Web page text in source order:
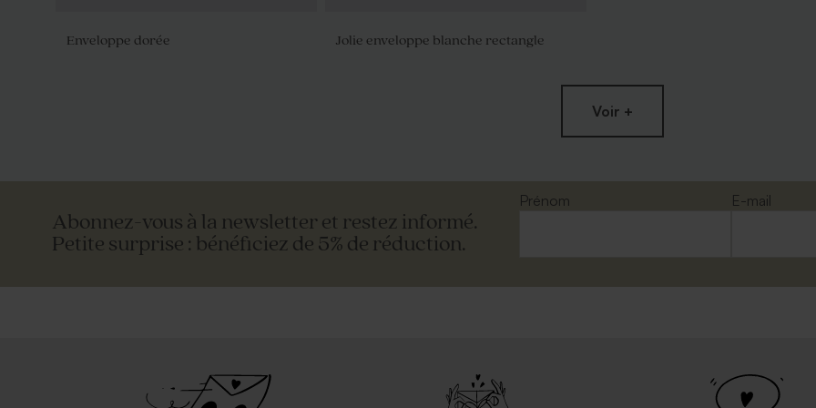
Enveloppe dorée Jolie enveloppe blanche rectangle
Enveloppe crème rectangle Enveloppe mouchetée papier naturel Enveloppe blanche autocollante
Voir +
Abonnez-vous à la newsletter et restez informé.
Petite surprise : bénéficiez de 5% de réduction.
Prénom
E-mail